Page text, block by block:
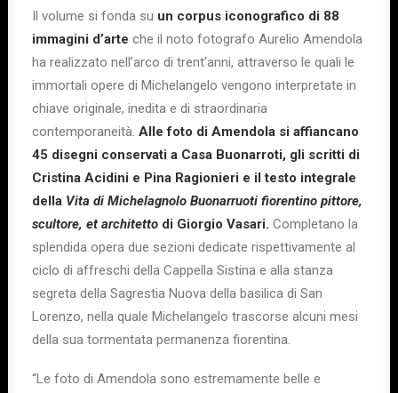
Il volume si fonda su un corpus iconografico di 88
immagini d’arte che il noto fotografo Aurelio Amendola
ha realizzato nell’arco di trent’anni, attraverso le quali le
immortali opere di Michelangelo vengono interpretate in
chiave originale, inedita e di straordinaria
contemporaneità. Alle foto di Amendola si affiancano
45 disegni conservati a Casa Buonarroti, gli scritti di
Cristina Acidini e Pina Ragionieri e il testo integrale
della Vita di Michelagnolo Buonarruoti fiorentino pittore,
scultore, et architetto di Giorgio Vasari. Completano la
splendida opera due sezioni dedicate rispettivamente al
ciclo di affreschi della Cappella Sistina e alla stanza
segreta della Sagrestia Nuova della basilica di San
Lorenzo, nella quale Michelangelo trascorse alcuni mesi
della sua tormentata permanenza fiorentina.
“Le foto di Amendola sono estremamente belle e